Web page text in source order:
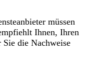
müssen
Ihnen, Ihren
die Nachweise